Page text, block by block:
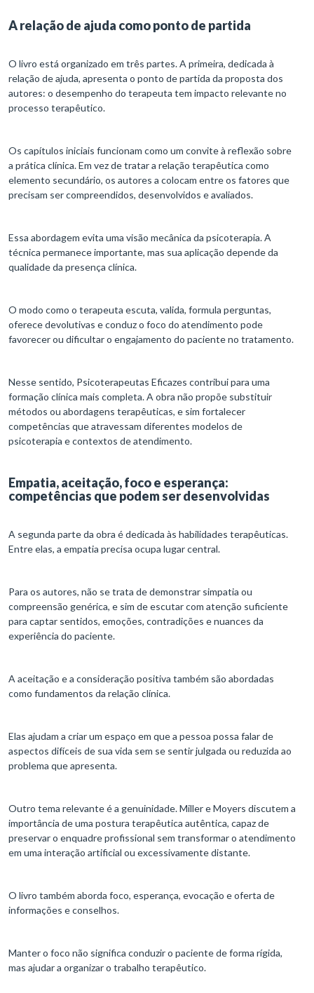
A relação de ajuda como ponto de partida
O livro está organizado em três partes. A primeira, dedicada à
relação de ajuda, apresenta o ponto de partida da proposta dos
autores: o desempenho do terapeuta tem impacto relevante no
processo terapêutico.
Os capítulos iniciais funcionam como um convite à reflexão sobre
a prática clínica. Em vez de tratar a relação terapêutica como
elemento secundário, os autores a colocam entre os fatores que
precisam ser compreendidos, desenvolvidos e avaliados.
Essa abordagem evita uma visão mecânica da psicoterapia. A
técnica permanece importante, mas sua aplicação depende da
qualidade da presença clínica.
O modo como o terapeuta escuta, valida, formula perguntas,
oferece devolutivas e conduz o foco do atendimento pode
favorecer ou dificultar o engajamento do paciente no tratamento.
Nesse sentido, Psicoterapeutas Eficazes contribui para uma
formação clínica mais completa. A obra não propõe substituir
métodos ou abordagens terapêuticas, e sim fortalecer
competências que atravessam diferentes modelos de
psicoterapia e contextos de atendimento.
Empatia, aceitação, foco e esperança:
competências que podem ser desenvolvidas
A segunda parte da obra é dedicada às habilidades terapêuticas.
Entre elas, a empatia precisa ocupa lugar central.
Para os autores, não se trata de demonstrar simpatia ou
compreensão genérica, e sim de escutar com atenção suficiente
para captar sentidos, emoções, contradições e nuances da
experiência do paciente.
A aceitação e a consideração positiva também são abordadas
como fundamentos da relação clínica.
Elas ajudam a criar um espaço em que a pessoa possa falar de
aspectos difíceis de sua vida sem se sentir julgada ou reduzida ao
problema que apresenta.
Outro tema relevante é a genuinidade. Miller e Moyers discutem a
importância de uma postura terapêutica autêntica, capaz de
preservar o enquadre profissional sem transformar o atendimento
em uma interação artificial ou excessivamente distante.
O livro também aborda foco, esperança, evocação e oferta de
informações e conselhos.
Manter o foco não significa conduzir o paciente de forma rígida,
mas ajudar a organizar o trabalho terapêutico.